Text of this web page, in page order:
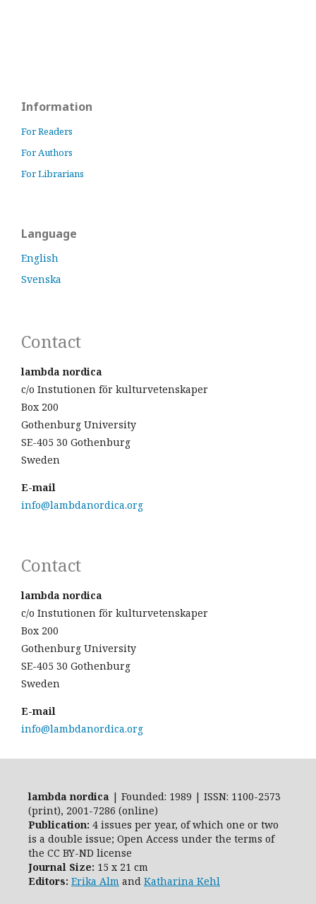
Information
For Readers
For Authors
For Librarians
Language
English
Svenska
Contact
lambda nordica
c/o Instutionen för kulturvetenskaper
Box 200
Gothenburg University
SE-405 30 Gothenburg
Sweden
E-mail
info@lambdanordica.org
Contact
lambda nordica
c/o Instutionen för kulturvetenskaper
Box 200
Gothenburg University
SE-405 30 Gothenburg
Sweden
E-mail
info@lambdanordica.org
lambda nordica | Founded: 1989 | ISSN: 1100-2573
(print), 2001-7286 (online)
Publication: 4 issues per year, of which one or two
is a double issue; Open Access under the terms of
the CC BY-ND license
Journal Size: 15 x 21 cm
Editors: Erika Alm and Katharina Kehl